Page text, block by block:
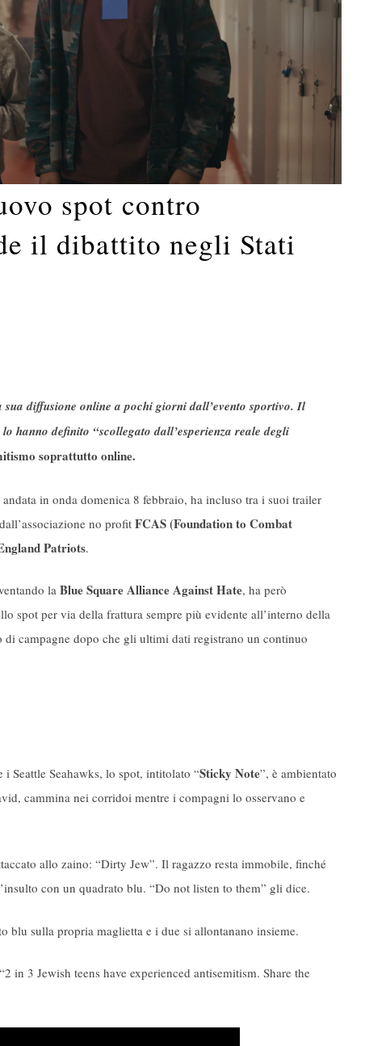
spot contro
il dibattito negli Stati
diffusione online a pochi giorni dall’evento sportivo. Il
hanno definito “scollegato dall’esperienza reale degli
soprattutto online.
andata in onda domenica 8 febbraio, ha incluso tra i suoi trailer
no profit FCAS (Foundation to Combat
Patriots.
la Blue Square Alliance Against Hate, ha però
spot per via della frattura sempre più evidente all’interno della
campagne dopo che gli ultimi dati registrano un continuo
Seattle Seahawks, lo spot, intitolato “Sticky Note”, è ambientato
cammina nei corridoi mentre i compagni lo osservano e
allo zaino: “Dirty Jew”. Il ragazzo resta immobile, finché
con un quadrato blu. “Do not listen to them” gli dice.
blu sulla propria maglietta e i due si allontanano insieme.
in 3 Jewish teens have experienced antisemitism. Share the